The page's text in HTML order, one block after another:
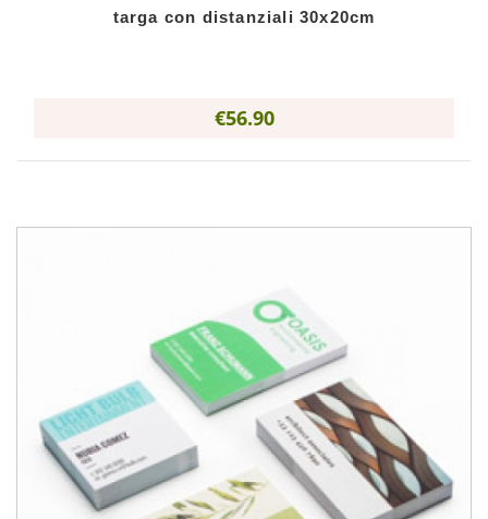
targa con distanziali 30x20cm
€56.90